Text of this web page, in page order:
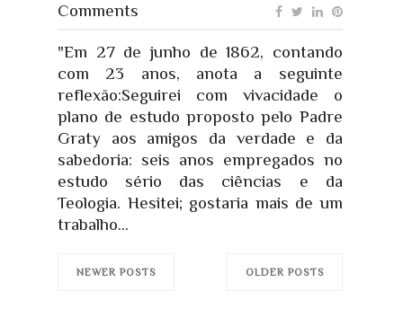
Comments
"Em 27 de junho de 1862, contando
com 23 anos, anota a seguinte
reflexão:Seguirei com vivacidade o
plano de estudo proposto pelo Padre
Graty aos amigos da verdade e da
sabedoria: seis anos empregados no
estudo sério das ciências e da
Teologia. Hesitei; gostaria mais de um
trabalho...
NEWER POSTS OLDER POSTS